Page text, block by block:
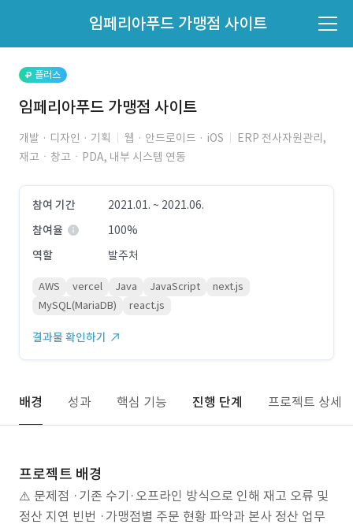
임페리아푸드 가맹점 사이트
지원자 목록 바로가기
플러스
임페리아푸드 가맹점 사이트
개발 · 디자인 · 기획 웹 · 안드로이드 · iOS
ERP 전사자원관리,
재고ㆍ창고ㆍPDA, 내부 시스템 연동
참여 기간
2021.01. ~ 2021.06.
참여율
100%
역할
발주처
AWS vercel Java JavaScript
next.js
MySQL(MariaDB)
react.js
결과물 확인하기
배경 성과 핵심 기능 진행 단계 프로젝트 상세
프로젝트 배경
⚠️ 문제점 ·기존 수기·오프라인 방식으로 인해 재고 오류 및
정산 지연 빈번 ·가맹점별 주문 현황 파악과 본사 정산 업무